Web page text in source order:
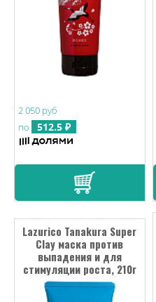
2 050 руб
по
512.5 ₽
Lazurico Tanakura Super
Clay маска против
выпадения и для
стимуляции роста, 210г